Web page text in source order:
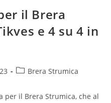
il Brera
e 4 su 4 in
Brera Strumica
per il Brera Strumica, che al